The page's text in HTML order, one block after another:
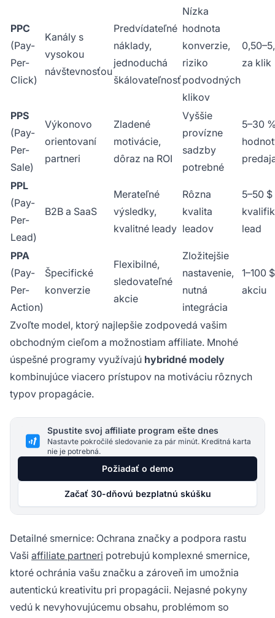
PPC
(Pay-
Per-
Click)
Kanály s
vysokou
návštevnosťou
Predvídateľné
náklady,
jednoduchá
škálovateľnosť
Nízka
hodnota
konverzie,
riziko
podvodných
klikov
za klik
PPS
(Pay-
Per-
Sale)
Výkonovo
orientovaní
partneri
Zladené
motivácie,
dôraz na ROI
Vyššie
provízne
sadzby
potrebné
5–30
PPL
(Pay-
Per-
Lead)
B2B a SaaS
Merateľné
výsledky,
kvalitné leady
Rôzna
kvalita
leadov
5–50 $
lead
PPA
(Pay-
Per-
Action)
Špecifické
konverzie
Flexibilné,
sledovateľné
akcie
Zložitejšie
nastavenie,
nutná
integrácia
1–100
akciu
Zvoľte model, ktorý najlepšie zodpovedá vašim
obchodným cieľom a možnostiam affiliate. Mnohé
úspešné programy využívajú hybridné modely
kombinujúce viacero prístupov na motiváciu rôznych
typov propagácie.
Spustite svoj affiliate program ešte dnes
Nastavte pokročilé sledovanie za pár minút. Kreditná karta
nie je potrebná.
Požiadať o demo
Začať 30-dňovú bezplatnú skúšku
Detailné smernice: Ochrana značky a podpora rastu
Vaši affiliate partneri potrebujú komplexné smernice,
ktoré ochránia vašu značku a zároveň im umožnia
autentickú kreativitu pri propagácii. Nejasné pokyny
vedú k nevyhovujúcemu obsahu, problémom so